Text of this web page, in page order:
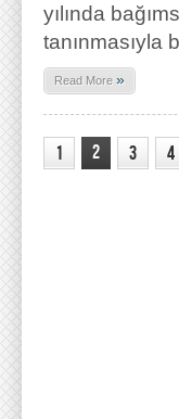
yılında
tanınmasıyla
Read More »
1 2 3 4